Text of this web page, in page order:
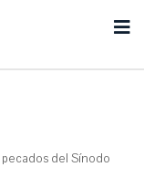
del Sínodo